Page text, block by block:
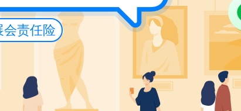
会责任险